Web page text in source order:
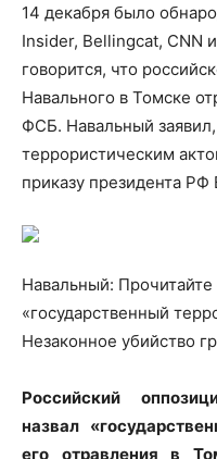
14 декабря было
Insider, Bellingcat, CNN
говорится, что
Навального в Томске
ФСБ. Навальный
террористическим
приказу президента
Навальный:
«государственный
Незаконное убийство
Российский
назвал
его отравления в